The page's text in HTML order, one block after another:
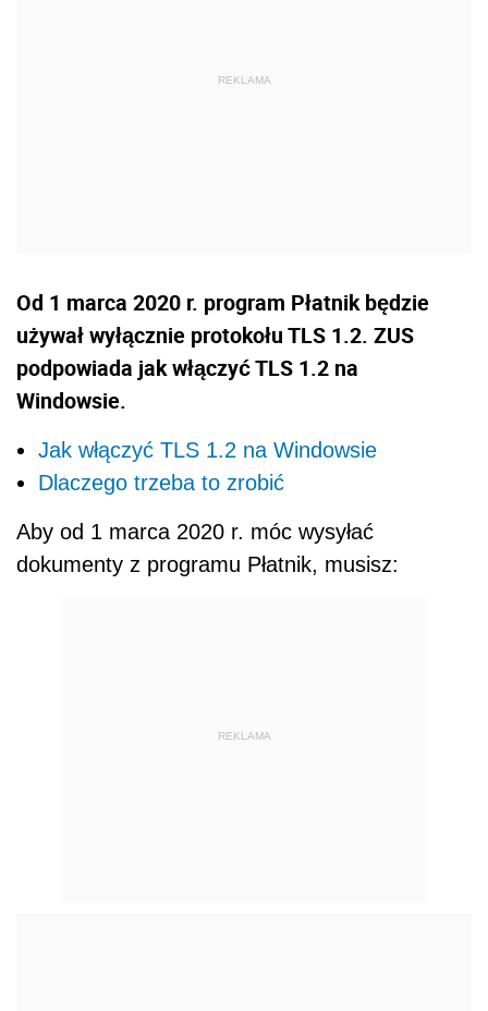
Od 1 marca 2020 r. program Płatnik będzie
używał wyłącznie protokołu TLS 1.2. ZUS
podpowiada jak włączyć TLS 1.2 na
Windowsie.
Jak włączyć TLS 1.2 na Windowsie
Dlaczego trzeba to zrobić
Aby od 1 marca 2020 r. móc wysyłać
dokumenty z programu Płatnik, musisz:
REKLAMA